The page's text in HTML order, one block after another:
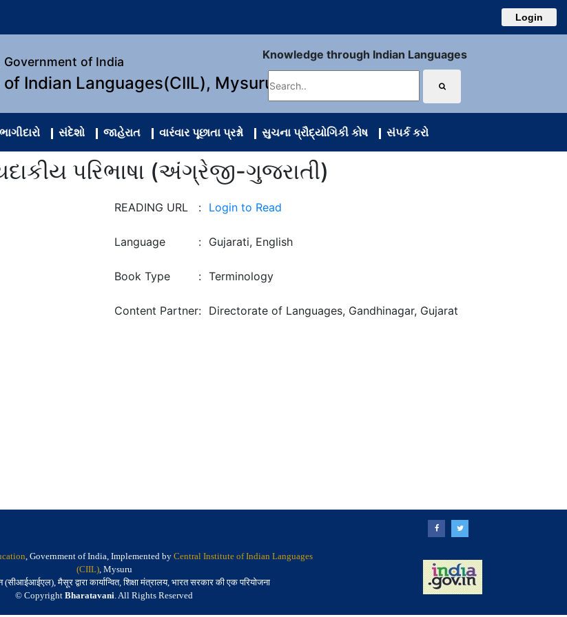
Login
of India
Indian Languages(CIIL), Mysuru
Knowledge through Indian Languages
સંદેશો જાહેરાત વારંવાર પૂછાતા પ્રશ્નો સુચના પ્રૌદ્યોગિકી કોષ સંપર્ક કરો
પરિભાષા (અંગ્રેજી-ગુજરાતી)
READING URL : Login to Read
Language : Gujarati, English
Book Type : Terminology
Content Partner: Directorate of Languages, Gandhinagar, Gujarat
, Government of India, Implemented by Central Institute of Indian Languages
(CIIL), Mysuru
(सीआईआईएल), मैसूर द्वारा कार्यान्वित, शिक्षा मंत्रालय, भारत सरकार की एक परियोजना
© Copyright Bharatavani. All Rights Reserved